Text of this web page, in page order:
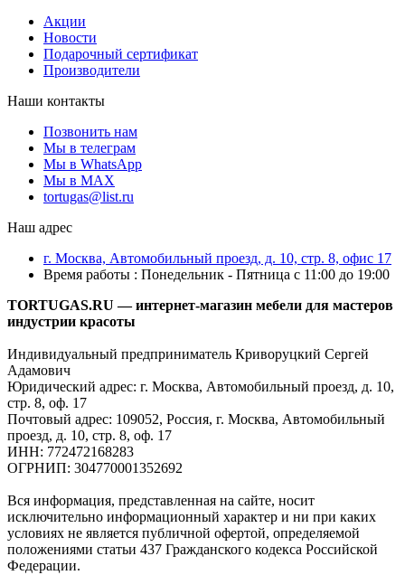
Акции
Новости
Подарочный сертификат
Производители
Наши контакты
Позвонить нам
Мы в телеграм
Мы в WhatsApp
Мы в MAX
tortugas@list.ru
Наш адрес
г. Москва, Автомобильный проезд, д. 10, стр. 8, офис 17
Время работы : Понедельник - Пятница с 11:00 до 19:00
TORTUGAS.RU — интернет-магазин мебели для мастеров
индустрии красоты
Индивидуальный предприниматель Криворуцкий Сергей
Адамович
Юридический адрес: г. Москва, Автомобильный проезд, д. 10,
стр. 8, оф. 17
Почтовый адрес: 109052, Россия, г. Москва, Автомобильный
проезд, д. 10, стр. 8, оф. 17
ИНН: 772472168283
ОГРНИП: 304770001352692
Вся информация, представленная на сайте, носит
исключительно информационный характер и ни при каких
условиях не является публичной офертой, определяемой
положениями статьи 437 Гражданского кодекса Российской
Федерации.